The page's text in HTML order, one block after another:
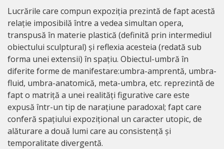
Lucrările care compun expoziția prezintă de fapt acestă
relație imposibilă între a vedea simultan opera,
transpusă în materie plastică (definită prin intermediul
obiectului sculptural) și reflexia acesteia (redată sub
forma unei extensii) în spațiu. Obiectul-umbră în
diferite forme de manifestare:umbra-amprentă, umbra-
fluid, umbra-anatomică, meta-umbra, etc. reprezintă de
fapt o matriță a unei realități figurative care este
expusă într-un tip de narațiune paradoxal; fapt care
conferă spațiului expozițional un caracter utopic, de
alăturare a două lumi care au consistență și
temporalitate divergentă.